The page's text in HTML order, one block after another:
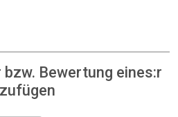
Bewertung eines:r